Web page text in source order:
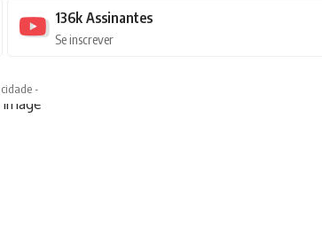
136k Assinantes
Se inscrever
-